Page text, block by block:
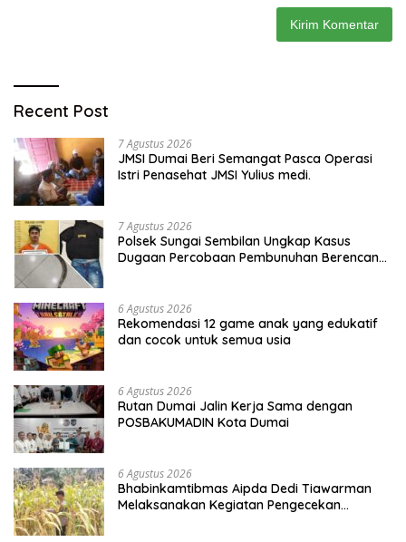
Recent Post
7 Agustus 2026
JMSI Dumai Beri Semangat Pasca Operasi
Istri Penasehat JMSI Yulius medi.
7 Agustus 2026
Polsek Sungai Sembilan Ungkap Kasus
Dugaan Percobaan Pembunuhan Berencana,
6 Agustus 2026
Rekomendasi 12 game anak yang edukatif
dan cocok untuk semua usia
6 Agustus 2026
Rutan Dumai Jalin Kerja Sama dengan
POSBAKUMADIN Kota Dumai
6 Agustus 2026
Bhabinkamtibmas Aipda Dedi Tiawarman
Melaksanakan Kegiatan Pengecekan